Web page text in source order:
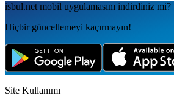
isbul.net mobil uygulamаsını indirdiniz mi?
Hiçbir güncellemeyi kaçırmayın!
Site Kullanımı